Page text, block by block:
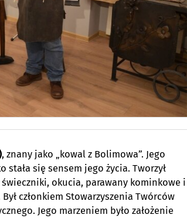
, znany jako „kowal z Bolimowa”. Jego
się sensem jego życia. Tworzył
okucia, parawany kominkowe i
członkiem Stowarzyszenia Twórców
Jego marzeniem było założenie